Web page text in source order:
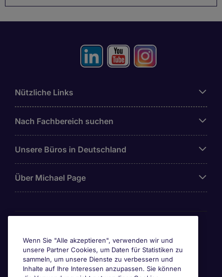
Nützliche Links
Nach Fachbereich suchen
Unsere Büros in Deutschland
Über Michael Page
Wenn Sie "Alle akzeptieren", verwenden wir und
unsere Partner Cookies, um Daten für Statistiken zu
sammeln, um unsere Dienste zu verbessern und
Inhalte auf Ihre Interessen anzupassen. Sie können